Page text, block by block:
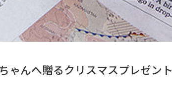
ゃんへ贈るクリスマスプレゼント